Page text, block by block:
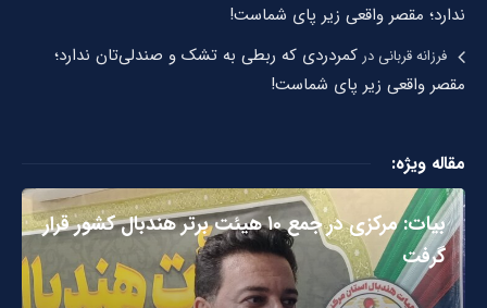
ندارد؛ مقصر واقعی زیر پای شماست!
فرزانه قربانیدر کمردردی که ربطی به تشک و صندلی‌تان ندارد؛
مقصر واقعی زیر پای شماست!
مقاله ویژه:
بیات: مرکزی در جمع ۱۰ هیئت برتر هندبال کشور قرار
گرفت